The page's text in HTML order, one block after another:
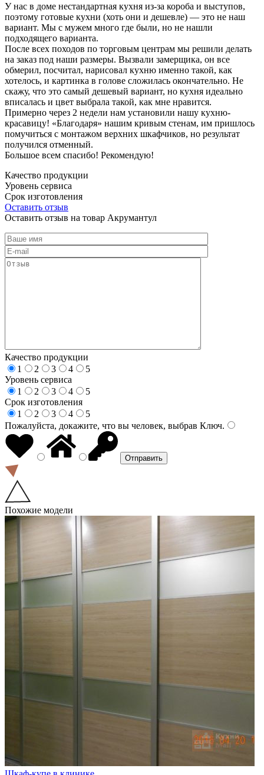
У нас в доме нестандартная кухня из-за короба и выступов,
поэтому готовые кухни (хоть они и дешевле) — это не наш
вариант. Мы с мужем много где были, но не нашли
подходящего варианта.
После всех походов по торговым центрам мы решили делать
на заказ под наши размеры. Вызвали замерщика, он все
обмерил, посчитал, нарисовал кухню именно такой, как
хотелось, и картинка в голове сложилась окончательно. Не
скажу, что это самый дешевый вариант, но кухня идеально
вписалась и цвет выбрала такой, как мне нравится.
Примерно через 2 недели нам установили нашу кухню-
красавицу! «Благодаря» нашим кривым стенам, им пришлось
помучиться с монтажом верхних шкафчиков, но результат
получился отменный.
Большое всем спасибо! Рекомендую!
Качество продукции
Уровень сервиса
Срок изготовления
Оставить отзыв
Оставить отзыв на товар Акрумантул
Качество продукции
1
2 3 4
5
Уровень сервиса
1
2 3 4
5
Срок изготовления
1
2 3 4
5
Пожалуйста, докажите, что вы человек, выбрав Ключ.
Похожие модели